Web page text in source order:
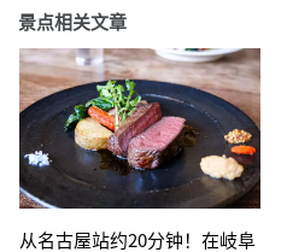
景点相关文章
从名古屋站约20分钟！在岐阜